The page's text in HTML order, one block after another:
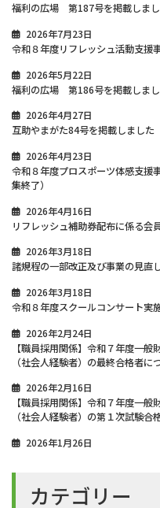
福利の広場 第187号を掲載しまし
2026年7月23日
令和８年度リフレッシュ活動支援
2026年5月22日
福利の広場 第186号を掲載しまし
2026年4月27日
互助やまがた84号を掲載しました
2026年4月23日
令和８年度プロスポーツ体感支援
集終了）
2026年4月16日
リフレッシュ補助券配布に係る会
2026年3月18日
諸規程の一部改正及び事業の見直
2026年3月18日
令和８年度スクールコンサート実
2026年2月24日
【職員採用関係】令和７年度一
（社会人経験者）の最終合格者に
2026年2月16日
【職員採用関係】令和７年度一
（社会人経験者）の第１次試験合
2026年1月26日
カテゴリー